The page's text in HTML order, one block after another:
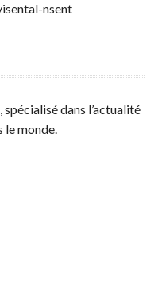
nsent
dans l’actualité
le monde.